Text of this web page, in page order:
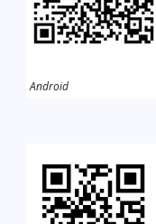
Android